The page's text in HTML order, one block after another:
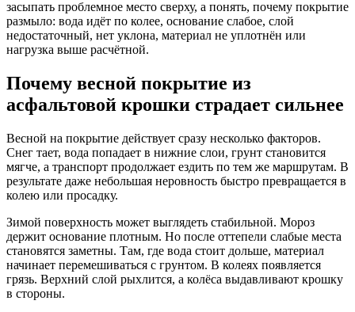
засыпать проблемное место сверху, а понять, почему покрытие
размыло: вода идёт по колее, основание слабое, слой
недостаточный, нет уклона, материал не уплотнён или
нагрузка выше расчётной.
Почему весной покрытие из
асфальтовой крошки страдает сильнее
Весной на покрытие действует сразу несколько факторов.
Снег тает, вода попадает в нижние слои, грунт становится
мягче, а транспорт продолжает ездить по тем же маршрутам. В
результате даже небольшая неровность быстро превращается в
колею или просадку.
Зимой поверхность может выглядеть стабильной. Мороз
держит основание плотным. Но после оттепели слабые места
становятся заметны. Там, где вода стоит дольше, материал
начинает перемешиваться с грунтом. В колеях появляется
грязь. Верхний слой рыхлится, а колёса выдавливают крошку
в стороны.